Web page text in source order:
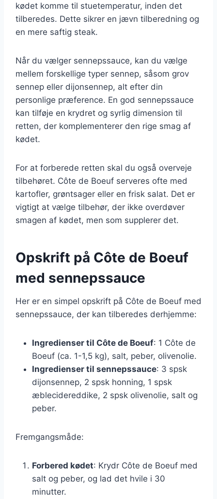
kødet komme til stuetemperatur, inden det
tilberedes. Dette sikrer en jævn tilberedning og
en mere saftig steak.
Når du vælger sennepssauce, kan du vælge
mellem forskellige typer sennep, såsom grov
sennep eller dijonsennep, alt efter din
personlige præference. En god sennepssauce
kan tilføje en krydret og syrlig dimension til
retten, der komplementerer den rige smag af
kødet.
For at forberede retten skal du også overveje
tilbehøret. Côte de Boeuf serveres ofte med
kartofler, grøntsager eller en frisk salat. Det er
vigtigt at vælge tilbehør, der ikke overdøver
smagen af kødet, men som supplerer det.
Opskrift på Côte de Boeuf
med sennepssauce
Her er en simpel opskrift på Côte de Boeuf med
sennepssauce, der kan tilberedes derhjemme:
Ingredienser til Côte de Boeuf: 1 Côte de
Boeuf (ca. 1-1,5 kg), salt, peber, olivenolie.
Ingredienser til sennepssauce: 3 spsk
dijonsennep, 2 spsk honning, 1 spsk
æblecidereddike, 2 spsk olivenolie, salt og
peber.
Fremgangsmåde:
Forbered kødet: Krydr Côte de Boeuf med
salt og peber, og lad det hvile i 30
minutter.